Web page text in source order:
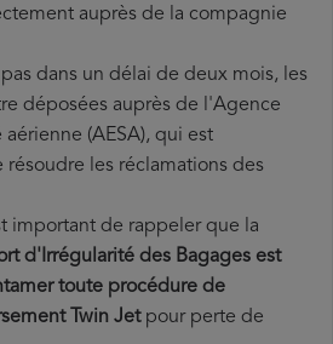
auprès de la compagnie
dans un délai de deux mois, les
déposées auprès de l'Agence
(AESA), qui est
les réclamations des
important de rappeler que la
d'Irrégularité des Bagages est
toute procédure de
Twin Jetpour perte de